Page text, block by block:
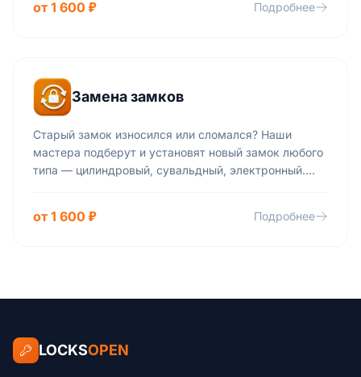
индивидуальных особенностей вашей двери и
от 1 600 ₽ Подробнее
Замена замков
Старый замок износился или сломался? Наши
мастера подберут и установят новый замок любого
типа — цилиндровый, сувальдный, электронный.
надёжную замену с гарантией.
от 1 600 ₽ Подробнее
LOCKSOPEN